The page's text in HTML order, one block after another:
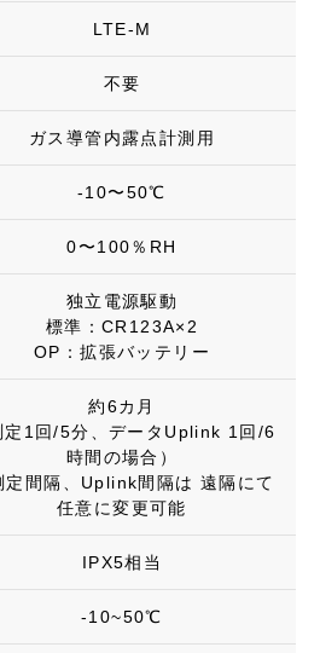
LTE-M
不要
ガス導管内露点計測用
-10〜50℃
0〜100％RH
独立電源駆動
標準：​CR123A×2
OP：拡張バッテリー
約6カ月
定1回/5分、データUplink 1回/6
時間の場合）
間隔、Uplink間隔は 遠隔にて
任意に変更可能
IPX5相当
-10~50℃